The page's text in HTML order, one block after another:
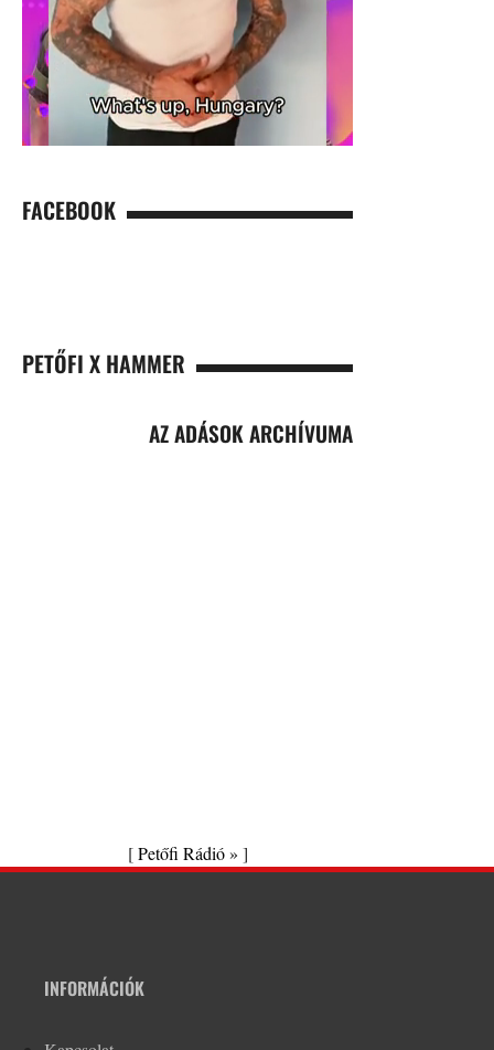
FACEBOOK
PETŐFI X HAMMER
AZ ADÁSOK ARCHÍVUMA
[Petőfi Rádió » ]
INFORMÁCIÓK